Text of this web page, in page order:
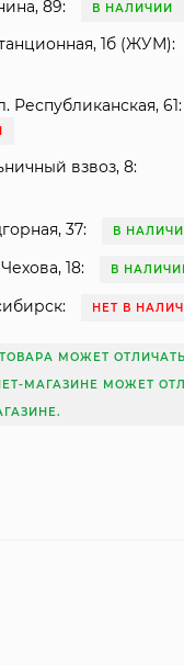
89: В НАЛИЧИИ
1б (ЖУМ):
Республиканская, 61:
взвоз, 8:
37: В
18: В
НЕТ В
МОЖЕТ
МАГАЗИНЕ МОЖЕТ